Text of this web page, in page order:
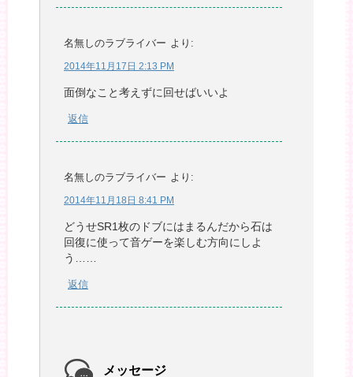
名無しのラブライバー より:
2014年11月17日 2:13 PM
面倒なこと考えずに回せばいいよ
返信
名無しのラブライバー より:
2014年11月18日 8:41 PM
どうせSR1枚のドブにはまるんだから石は
回復に使って音ゲーを楽しむ方向にしよ
う……
返信
メッセージ